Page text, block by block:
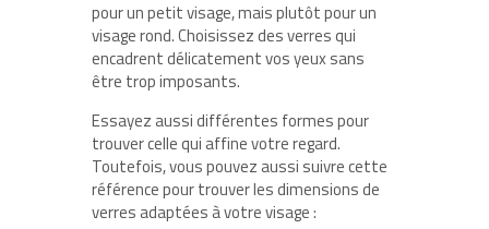
pour un petit visage, mais plutôt pour un
visage rond. Choisissez des verres qui
encadrent délicatement vos yeux sans
être trop imposants.
Essayez aussi différentes formes pour
trouver celle qui affine votre regard.
Toutefois, vous pouvez aussi suivre cette
référence pour trouver les dimensions de
verres adaptées à votre visage :